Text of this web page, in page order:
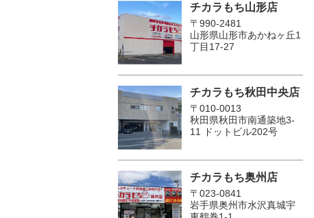
チカラもち山形店
〒990-2481
山形県山形市あかねヶ丘1
丁目17-27
チカラもち秋田中央店
〒010-0013
秋田県秋田市南通築地3-
11 ドットビル202号
チカラもち奥州店
〒023-0841
岩手県奥州市水沢真城宇